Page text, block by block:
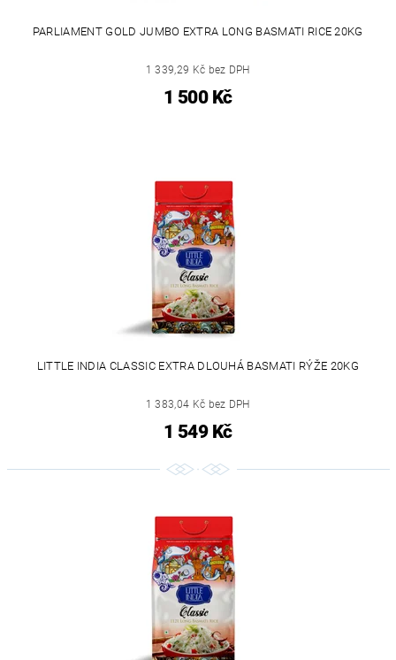
PARLIAMENT GOLD JUMBO EXTRA LONG BASMATI RICE 20KG
1 339,29 Kč bez DPH
1 500 Kč
LITTLE INDIA CLASSIC EXTRA DLOUHÁ BASMATI RÝŽE 20KG
1 383,04 Kč bez DPH
1 549 Kč